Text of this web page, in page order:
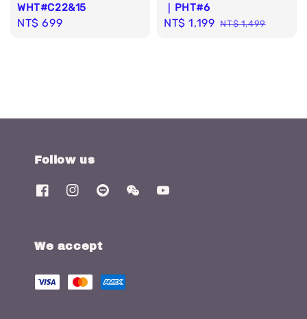
WHT#C22&15
Regular
NT$ 699
｜PHT#6
Sale
NT$ 1,199 Regular
NT$ 1,499
Follow us
We accept